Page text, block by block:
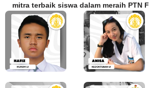
mitra terbaik siswa dalam meraih PTN